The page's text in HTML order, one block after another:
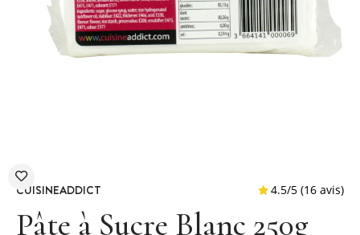
CUISINEADDICT
Pâte à Sucre Blanc 250g